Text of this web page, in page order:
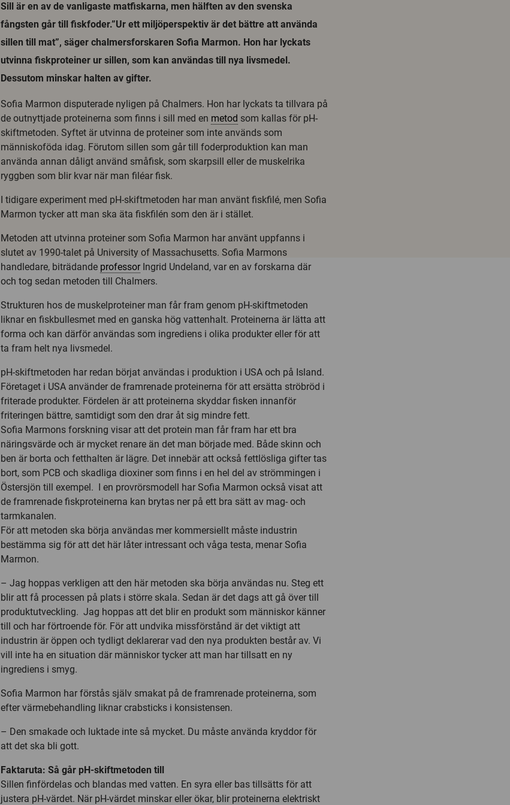
Sill är en av de vanligaste matfiskarna, men hälften av den svenska
fångsten går till fiskfoder.”Ur ett miljöperspektiv är det bättre att använda
sillen till mat”, säger chalmersforskaren Sofia Marmon. Hon har lyckats
utvinna fiskproteiner ur sillen, som kan användas till nya livsmedel.
Dessutom minskar halten av gifter.
Sofia Marmon disputerade nyligen på Chalmers. Hon har lyckats ta tillvara på
de outnyttjade proteinerna som finns i sill med en metod som kallas för pH-
skiftmetoden. Syftet är utvinna de proteiner som inte används som
människoföda idag. Förutom sillen som går till foderproduktion kan man
använda annan dåligt använd småfisk, som skarpsill eller de muskelrika
ryggben som blir kvar när man filéar fisk.
I tidigare experiment med pH-skiftmetoden har man använt fiskfilé, men Sofia
Marmon tycker att man ska äta fiskfilén som den är i stället.
Metoden att utvinna proteiner som Sofia Marmon har använt uppfanns i
slutet av 1990-talet på University of Massachusetts. Sofia Marmons
handledare, biträdande professorIngrid Undeland, var en av forskarna där
och tog sedan metoden till Chalmers.
Strukturen hos de muskelproteiner man får fram genom pH-skiftmetoden
liknar en fiskbullesmet med en ganska hög vattenhalt. Proteinerna är lätta att
forma och kan därför användas som ingrediens i olika produkter eller för att
ta fram helt nya livsmedel.
pH-skiftmetoden har redan börjat användas i produktion i USA och på Island.
Företaget i USA använder de framrenade proteinerna för att ersätta ströbröd i
friterade produkter. Fördelen är att proteinerna skyddar fisken innanför
friteringen bättre, samtidigt som den drar åt sig mindre fett.
Sofia Marmons forskning visar att det protein man får fram har ett bra
näringsvärde och är mycket renare än det man började med. Både skinn och
ben är borta och fetthalten är lägre. Det innebär att också fettlösliga gifter tas
bort, som PCB och skadliga dioxiner som finns i en hel del av strömmingen i
Östersjön till exempel. I en provrörsmodell har Sofia Marmon också visat att
de framrenade fiskproteinerna kan brytas ner på ett bra sätt av mag- och
tarmkanalen.
För att metoden ska börja användas mer kommersiellt måste industrin
bestämma sig för att det här låter intressant och våga testa, menar Sofia
Marmon.
– Jag hoppas verkligen att den här metoden ska börja användas nu. Steg ett
blir att få processen på plats i större skala. Sedan är det dags att gå över till
produktutveckling. Jag hoppas att det blir en produkt som människor känner
till och har förtroende för. För att undvika missförstånd är det viktigt att
industrin är öppen och tydligt deklarerar vad den nya produkten består av. Vi
vill inte ha en situation där människor tycker att man har tillsatt en ny
ingrediens i smyg.
Sofia Marmon har förstås själv smakat på de framrenade proteinerna, som
efter värmebehandling liknar crabsticks i konsistensen.
– Den smakade och luktade inte så mycket. Du måste använda kryddor för
att det ska bli gott.
Faktaruta: Så går pH-skiftmetoden till
Sillen finfördelas och blandas med vatten. En syra eller bas tillsätts för att
justera pH-värdet. När pH-värdet minskar eller ökar, blir proteinerna elektriskt